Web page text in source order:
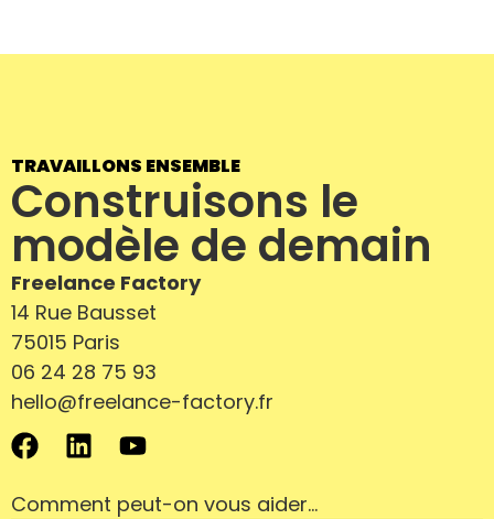
03. Portage salarial
04. Nos partenaires
05. Qui sommes-nous ?
06. Contact
TRAVAILLONS ENSEMBLE
Construisons le
modèle de demain
Freelance Factory
14 Rue Bausset
75015 Paris
06 24 28 75 93
hello@freelance-factory.fr
Comment peut-on vous aider…